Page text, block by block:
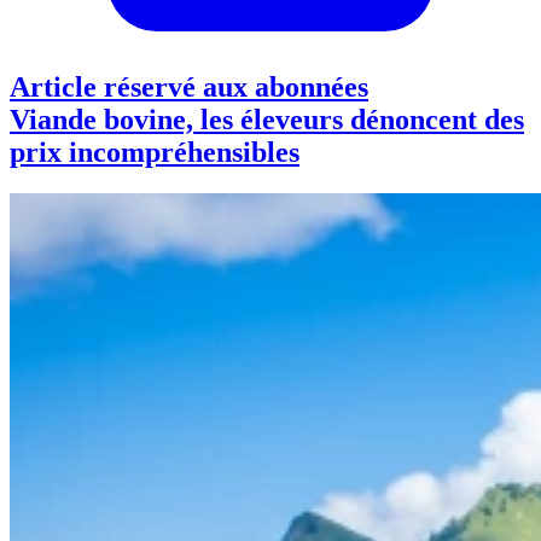
Article réservé aux abonnées
Viande bovine, les éleveurs dénoncent des
prix incompréhensibles